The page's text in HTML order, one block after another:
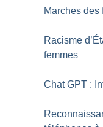
Marches des
Racisme
femmes
Chat GPT :